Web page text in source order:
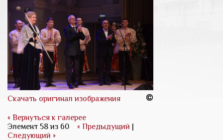
Скачать оригинал изображения
« Вернуться к галерее
Элемент 58 из 60
« Предыдущий |
Следующий »